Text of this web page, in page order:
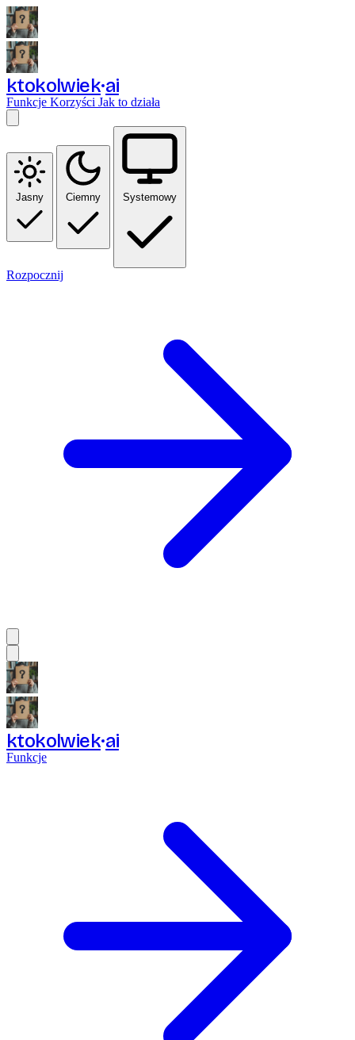
ktokolwiek ai
Funkcje Korzyści Jak to działa
Jasny Ciemny Systemowy
Rozpocznij
ktokolwiek ai
Funkcje